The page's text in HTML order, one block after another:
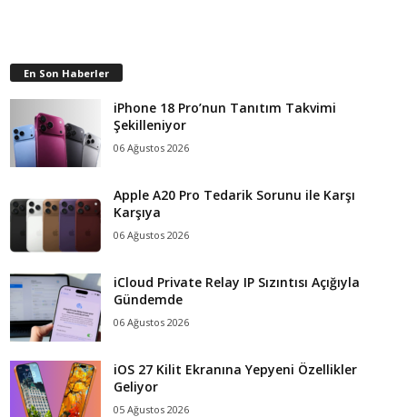
En Son Haberler
iPhone 18 Pro’nun Tanıtım Takvimi
Şekilleniyor
06 Ağustos 2026
Apple A20 Pro Tedarik Sorunu ile Karşı
Karşıya
06 Ağustos 2026
iCloud Private Relay IP Sızıntısı Açığıyla
Gündemde
06 Ağustos 2026
iOS 27 Kilit Ekranına Yepyeni Özellikler
Geliyor
05 Ağustos 2026